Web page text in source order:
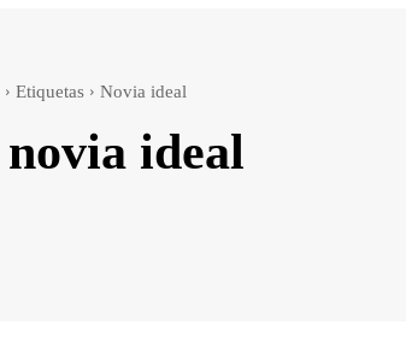
Etiquetas Novia ideal
novia ideal